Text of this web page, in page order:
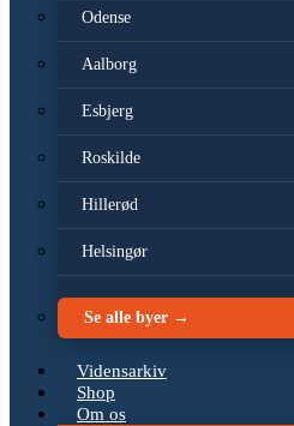
Odense
Aalborg
Esbjerg
Roskilde
Hillerød
Helsingør
Se alle byer →
Vidensarkiv
Shop
Om os